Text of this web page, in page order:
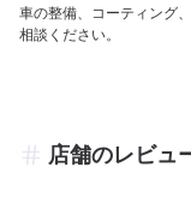
車の整備、コーティング
相談ください。
店舗のレビュ